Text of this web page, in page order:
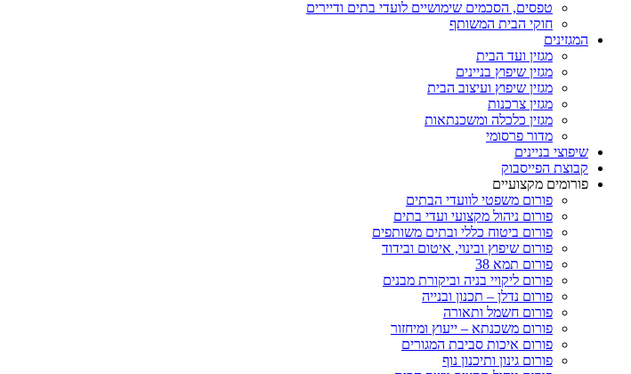
טפסים, הסכמים שימושיים לועדי בתים ודיירים
חוקי הבית המשותף
המגזינים
מגזין ועד הבית
מגזין שיפוץ בניינים
מגזין שיפוץ ועיצוב הבית
מגזין צרכנות
מגזין כלכלה ומשכנתאות
מדור פרסומי
שיפוצי בניינים
קבוצת הפייסבוק
פורומים מקצועיים
פורום משפטי לוועדי הבתים
פורום ניהול מקצועי ועדי בתים
פורום ביטוח כללי ובתים משותפים
פורום שיפוץ ובינוי, איטום ובידוד
פורום תמא 38
פורום ליקויי בניה וביקורת מבנים
פורום נדלן – תכנון ובנייה
פורום חשמל ותאורה
פורום משכנתא – ייעוץ ומיחזור
פורום איכות סביבת המגורים
פורום גינון ותיכנון נוף